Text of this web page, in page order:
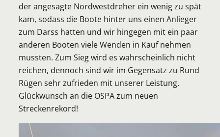
der angesagte Nordwestdreher ein wenig zu spät
kam, sodass die Boote hinter uns einen Anlieger
zum Darss hatten und wir hingegen mit ein paar
anderen Booten viele Wenden in Kauf nehmen
mussten. Zum Sieg wird es wahrscheinlich nicht
reichen, dennoch sind wir im Gegensatz zu Rund
Rügen sehr zufrieden mit unserer Leistung.
Glückwunsch an die OSPA zum neuen
Streckenrekord!